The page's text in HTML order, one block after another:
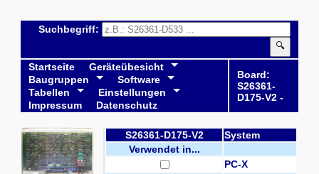
Suchbegriff:
🔍
Startseite
Geräteübesicht
Baugruppen
Software
Tabellen
Einstellungen
Impressum
Datenschutz
Board:
S26361-
D175-V2 -
S26361-D175-V2
System
Verwendet in...
PC-X